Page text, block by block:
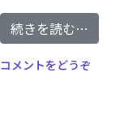
続きを読む…
コメントをどうぞ